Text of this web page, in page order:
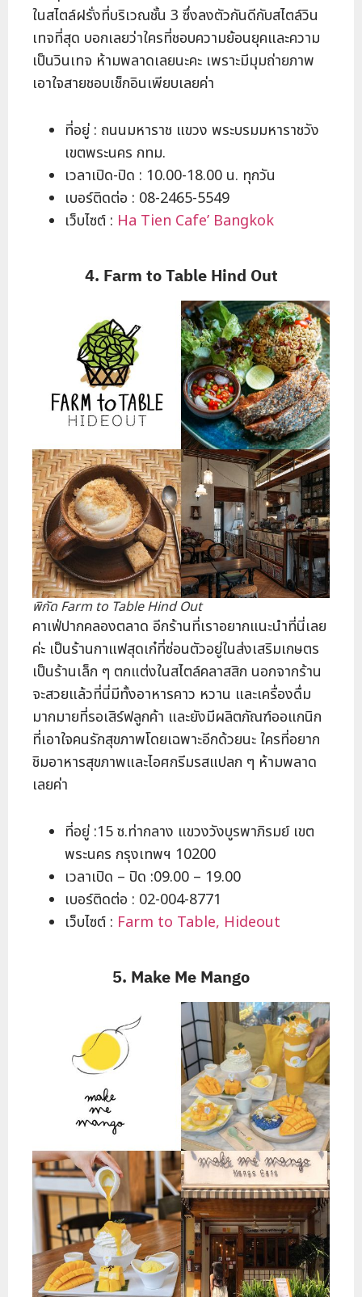
ในสไตล์ฝรั่งที่บริเวณชั้น 3 ซึ่งลงตัวกันดีกับสไตล์วิน
เทจที่สุด บอกเลยว่าใครที่ชอบความย้อนยุคและความ
เป็นวินเทจ ห้ามพลาดเลยนะคะ เพราะมีมุมถ่ายภาพ
เอาใจสายชอบเช็กอินเพียบเลยค่า
ที่อยู่ : ถนนมหาราช แขวง พระบรมมหาราชวัง
เขตพระนคร กทม.
เวลาเปิด-ปิด : 10.00-18.00 น. ทุกวัน
เบอร์ติดต่อ : 08-2465-5549
เว็บไซต์ : Ha Tien Cafe’ Bangkok
4. Farm to Table Hind Out
พิกัด Farm to Table Hind Out
คาเฟ่ปากคลองตลาด อีกร้านที่เราอยากแนะนำที่นี่เลย
ค่ะ เป็นร้านกาแฟสุดเก๋ที่ซ่อนตัวอยู่ในส่งเสริมเกษตร
เป็นร้านเล็ก ๆ ตกแต่งในสไตล์คลาสสิก นอกจากร้าน
จะสวยแล้วที่นี่มีทั้งอาหารคาว หวาน และเครื่องดื่ม
มากมายที่รอเสิร์ฟลูกค้า และยังมีผลิตภัณฑ์ออแกนิก
ที่เอาใจคนรักสุขภาพโดยเฉพาะอีกด้วยนะ ใครที่อยาก
ชิมอาหารสุขภาพและไอศกรีมรสแปลก ๆ ห้ามพลาด
เลยค่า
ที่อยู่ :15 ซ.ท่ากลาง แขวงวังบูรพาภิรมย์ เขต
พระนคร กรุงเทพฯ 10200
เวลาเปิด – ปิด :09.00 – 19.00
เบอร์ติดต่อ : 02-004-8771
เว็บไซต์ : Farm to Table, Hideout
5. Make Me Mango